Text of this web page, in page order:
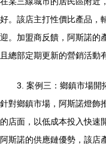
好。該店主打性價比產品，
迎。加盟商反饋，阿斯諾的
且總部定期更新的營銷活動
3. 案例三：鄉鎮市場開
針對鄉鎮市場，阿斯諾燈飾
的店面，以低成本投入快速
阿斯諾的供應鏈優勢，該店